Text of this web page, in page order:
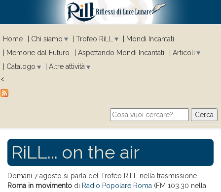
Home Chi siamo Trofeo RiLL
Mondi Incantati
Memorie dal Futuro
Aspettando Mondi Incantati
Articoli
Catalogo
Altre attività
<
Search form
Cerca
RiLL... on the air
Domani 7 agosto si parla del Trofeo RiLL nella trasmissione
Roma in movimento di Radio Popolare Roma (FM 103.30 nella